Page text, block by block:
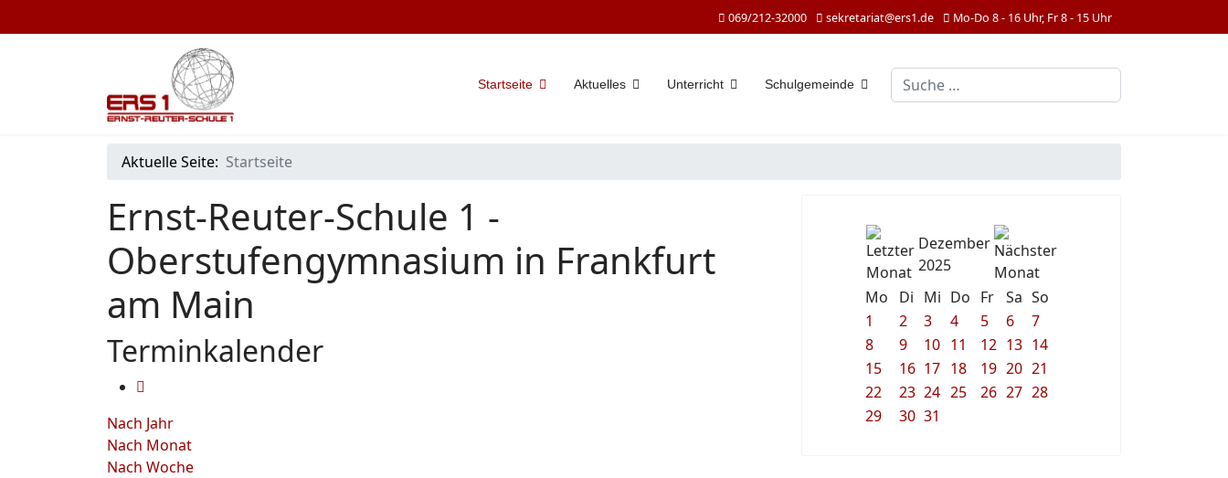
069/212-32000 sekretariat@ers1.de Mo-Do 8 - 16 Uhr, Fr 8 - 15 Uhr
Startseite Aktuelles Unterricht Schulgemeinde Suchen
Aktuelle Seite: Startseite
Ernst-Reuter-Schule 1 -
Oberstufengymnasium in Frankfurt
am Main
Terminkalender
Nach Jahr
Nach Monat
Nach Woche
Dezember
2025
Mo
Di Mi Do Fr Sa So
1
2 3 4 5 6
7
8
9 10 11 12 13 14
15
16 17 18 19 20 21
22
23 24 25 26 27 28
29
30 31